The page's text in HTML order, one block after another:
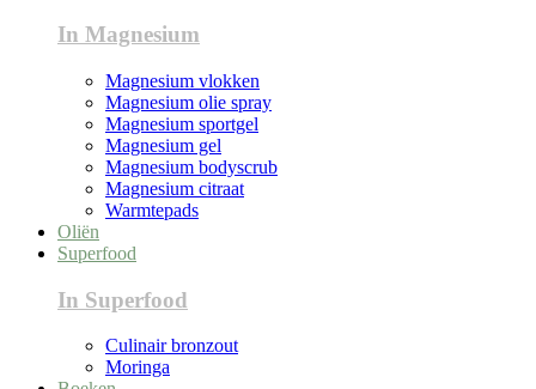
In Magnesium
Magnesium vlokken
Magnesium olie spray
Magnesium sportgel
Magnesium gel
Magnesium bodyscrub
Magnesium citraat
Warmtepads
Oliën
Superfood
In Superfood
Culinair bronzout
Moringa